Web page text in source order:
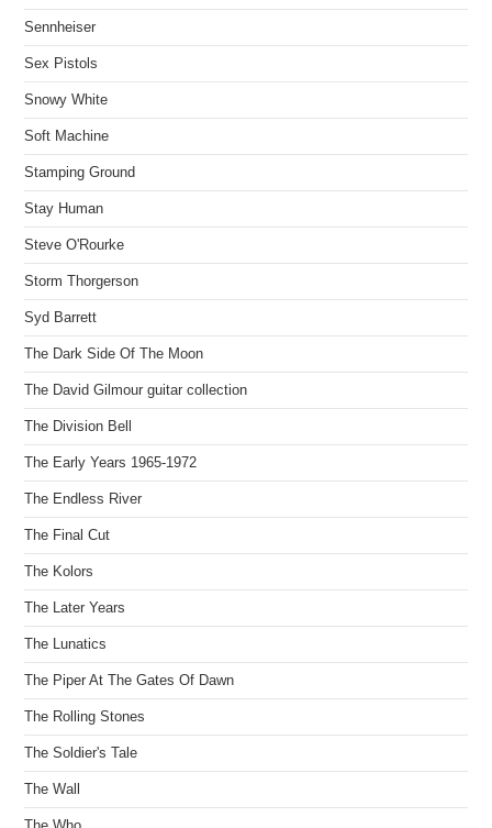
Sennheiser
Sex Pistols
Snowy White
Soft Machine
Stamping Ground
Stay Human
Steve O'Rourke
Storm Thorgerson
Syd Barrett
The Dark Side Of The Moon
The David Gilmour guitar collection
The Division Bell
The Early Years 1965-1972
The Endless River
The Final Cut
The Kolors
The Later Years
The Lunatics
The Piper At The Gates Of Dawn
The Rolling Stones
The Soldier's Tale
The Wall